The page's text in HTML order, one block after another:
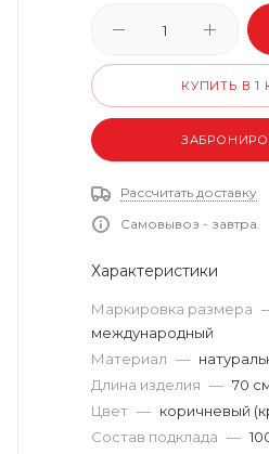
КУПИТЬ В 1
Рассчитать доставку
Самовывоз - завтра.
Характеристики
Маркировка размера
международный
Материал —
Длина изделия — 70
Цвет — коричневый
Состав подклада —